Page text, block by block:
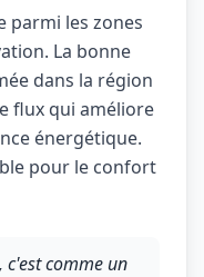
parmi les zones
La bonne
dans la région
flux qui améliore
énergétique.
pour le confort
c'est comme un